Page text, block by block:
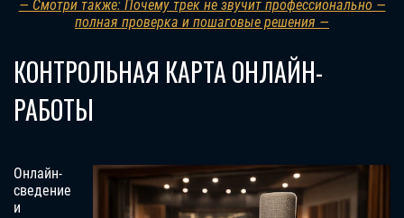
— Смотри также: Почему трек не звучит профессионально —
полная проверка и пошаговые решения —
КОНТРОЛЬНАЯ КАРТА ОНЛАЙН-
РАБОТЫ
Онлайн-
сведение
и